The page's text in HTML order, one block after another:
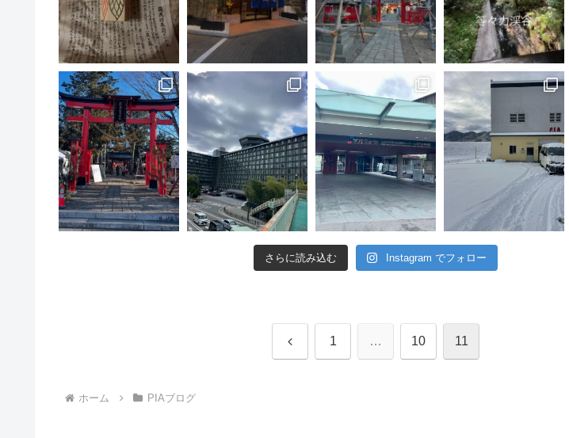
さらに読み込む Instagram でフォロー
前 1 … 10 11
ホーム PIAブログ